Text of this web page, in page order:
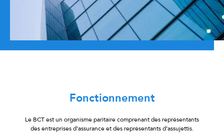
Fonctionnement
Le BCT est un organisme paritaire comprenant des représentants
des entreprises d’assurance et des représentants d’assujettis.